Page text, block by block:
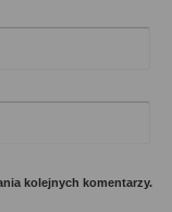
kolejnych komentarzy.